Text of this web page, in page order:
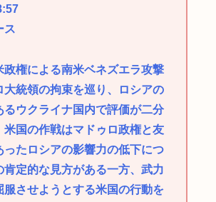
ス
政権による南米ベネズエラ攻撃
大統領の拘束を巡り、ロシアの
るウクライナ国内で評価が二分
米国の作戦はマドゥロ政権と友
ったロシアの影響力の低下につ
肯定的な見方がある一方、武力
服させようとする米国の行動を